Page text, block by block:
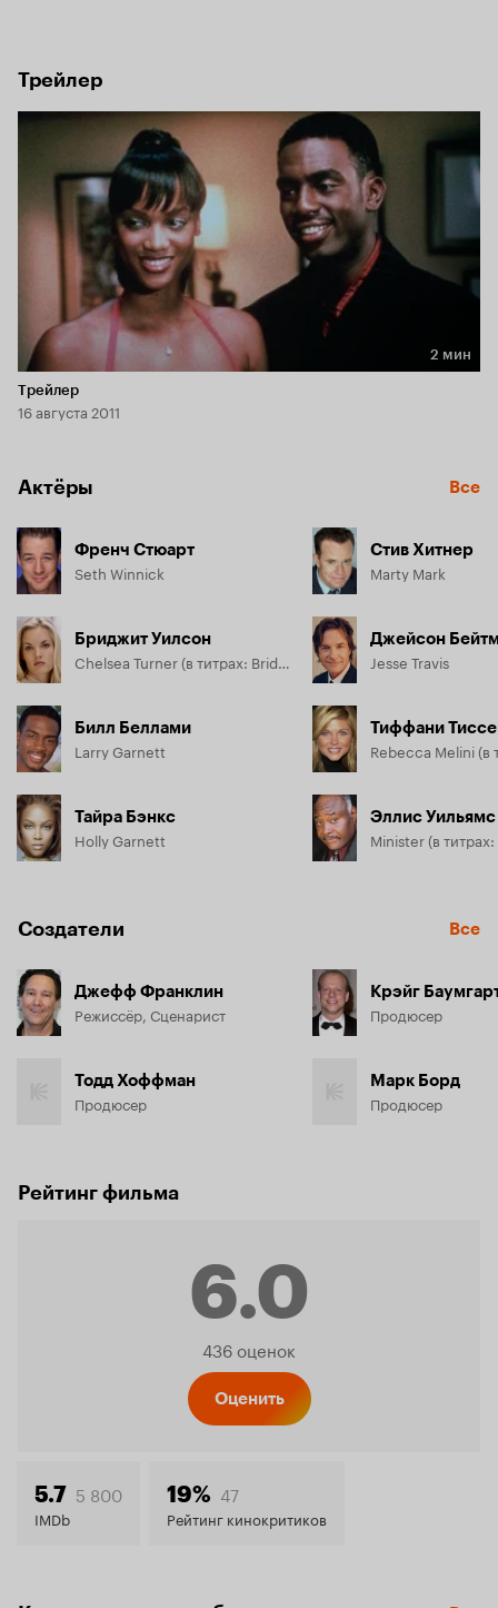
Для начала она поселяется в его доме. Сет слегка
раздосадован, но все равно счастлив. Секс великолепен.
Любовь прекрасна. Челси намекает друзьям и знакомым
что день свадьбы не за горами.
Но Сет не хочет и слышать о браке! Получив в подарок
бриллиантовые серьги вместо обручального кольца, Челси
не может перенести такого ужасного оскорбления и идет
на последний, решающий штурм.
Трейлер
Длительность 2 мин
2 мин
Трейлер
16 августа 2011
Актёры Все
Френч Стюарт
Seth Winnick
Бриджит Уилсон
Билл Беллами
Larry Garnett
Тайра Бэнкс
Holly Garnett
Стив Хитнер
Marty Mark
Джейсон
Jesse Travis
Тиффани
Эллис Уильямс
Создатели Все
Джефф Франклин
Режиссёр, Сценарист
Тодд Хоффман
Продюсер
Крэйг
Продюсер
Марк Борд
Продюсер
Рейтинг фильма
6.0
Рейтинг
6.0
436 оценок
Оценить
5.7 5 800
IMDb
19% 47
Рейтинг кинокритиков